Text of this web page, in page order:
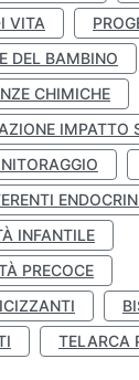
VITA
DEL BAMBINO
CHIMICHE
IMPATTO
INFANTILE
PRECOCE
TELARCA